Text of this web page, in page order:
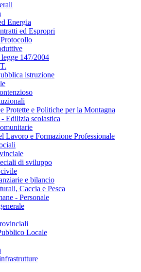
Energia
ed Espropri
147/2004
istruzione
Protette e Politiche per la Montagna
Edilizia scolastica
Lavoro e Formazione Professionale
di sviluppo
e bilancio
Caccia e Pesca
- Personale
Locale